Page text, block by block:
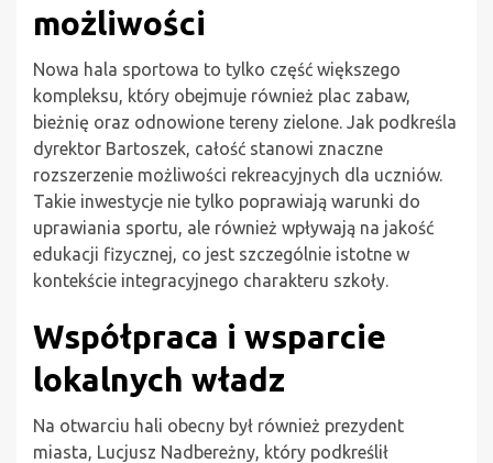
możliwości
Nowa hala sportowa to tylko część większego
kompleksu, który obejmuje również plac zabaw,
bieżnię oraz odnowione tereny zielone. Jak podkreśla
dyrektor Bartoszek, całość stanowi znaczne
rozszerzenie możliwości rekreacyjnych dla uczniów.
Takie inwestycje nie tylko poprawiają warunki do
uprawiania sportu, ale również wpływają na jakość
edukacji fizycznej, co jest szczególnie istotne w
kontekście integracyjnego charakteru szkoły.
Współpraca i wsparcie
lokalnych władz
Na otwarciu hali obecny był również prezydent
miasta, Lucjusz Nadbereżny, który podkreślił